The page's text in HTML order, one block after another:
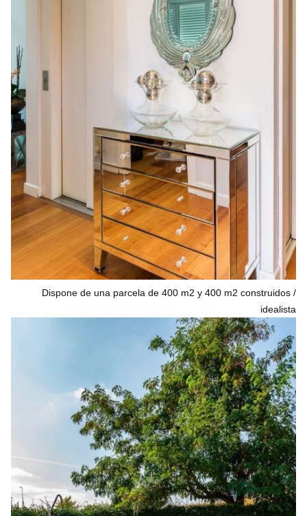
Dispone de una parcela de 400 m2 y 400 m2 construidos
idealista